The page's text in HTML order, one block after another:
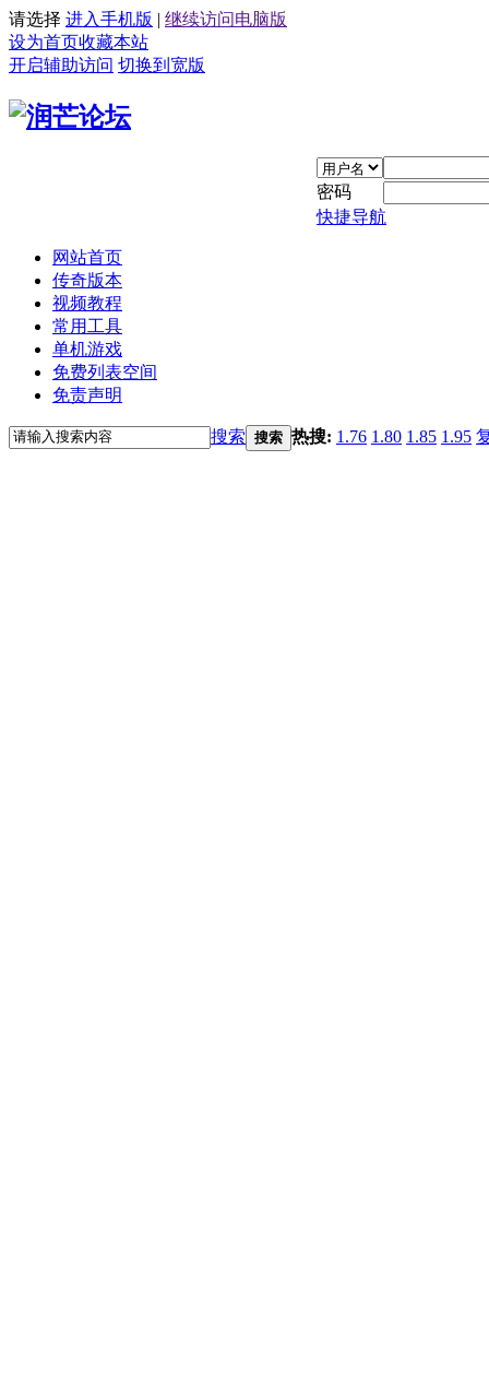
请选择 进入手机版 | 继续访问电脑版
设为首页收藏本站
开启辅助访问 切换到宽版
密码
快捷导航
网站首页
传奇版本
视频教程
常用工具
单机游戏
免费列表空间
免责声明
搜索 搜索 热搜: 1.76 1.80 1.85 1.95